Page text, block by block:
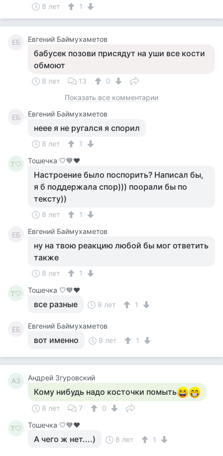
8 лет 1
ЕБ Евгений Баймухаметов
бабусек позови присядут на уши все кости
обмоют
8 лет 13
0
Показать все комментарии
ЕБ Евгений Баймухаметов
неее я не ругался я спорил
8 лет 1
Т🤍 Тошечка 🤍💙♥️
Настроение было поспорить? Написал бы,
я б поддержала спор))) поорали бы по
тексту))
8 лет 1
ЕБ Евгений Баймухаметов
ну на твою реакцию любой бы мог ответить
также
8 лет 1
Т🤍 Тошечка 🤍💙♥️
все разные 8 лет 1
ЕБ Евгений Баймухаметов
вот именно 8 лет 1
АЗ Андрей Згуровский
Кому нибудь надо косточки помыть
8 лет 7 0
Т🤍 Тошечка 🤍💙♥️
А чего ж нет....) 8 лет 1